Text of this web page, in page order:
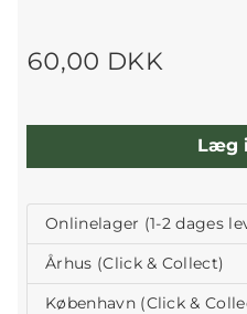
60,00 DKK
Læg
Onlinelager (1-2 dages
Århus (Click & Collect)
København (Click &